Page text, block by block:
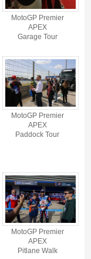
MotoGP Premier
APEX
Garage Tour
MotoGP Premier
APEX
Paddock Tour
MotoGP Premier
APEX
Pitlane Walk